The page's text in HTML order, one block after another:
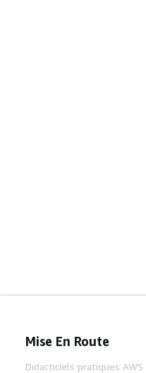
Mise En Route
Didacticiels pratiques AWS